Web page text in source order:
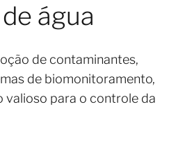
água
de contaminantes,
de biomonitoramento,
valioso para o controle da